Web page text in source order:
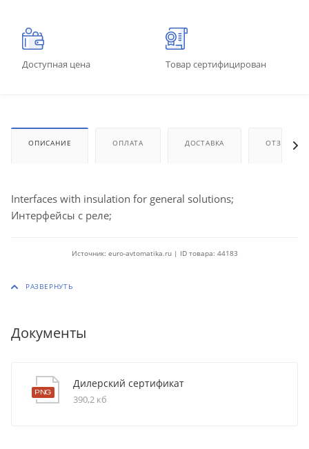
Доступная цена Товар сертифицирован
ОПИСАНИЕ ОПЛАТА ДОСТАВКА ОТЗЫВЫ
Interfaces with insulation for general solutions;
Интерфейсы с реле;
Источник: euro-avtomatika.ru | ID товара: 44183
Документы
Дилерский сертификат
390,2 кб